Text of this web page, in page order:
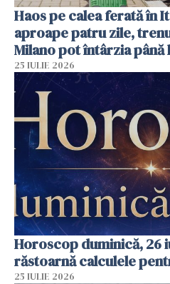
Haos pe calea ferată în
aproape patru zile,
Milano pot întârzia până
25 IULIE 2026
Horoscop duminică, 26
răstoarnă calculele
25 IULIE 2026